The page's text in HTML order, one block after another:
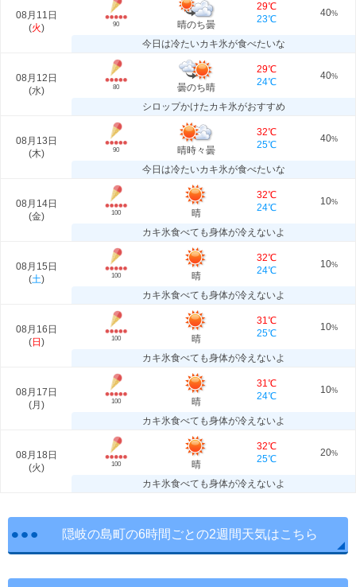
08月11日
(火) 90 晴のち曇
29℃
23℃
40%
今日は冷たいカキ氷が食べたいな
08月12日
(水) 80 曇のち晴
29℃
24℃
40%
シロップかけたカキ氷がおすすめ
08月13日
(木) 90 晴時々曇
32℃
25℃
40%
今日は冷たいカキ氷が食べたいな
08月14日
(金) 100 晴
32℃
24℃
10%
カキ氷食べても身体が冷えないよ
08月15日
(土) 100 晴
32℃
24℃
10%
カキ氷食べても身体が冷えないよ
08月16日
(日 ) 100 晴
31℃
25℃
10%
カキ氷食べても身体が冷えないよ
08月17日
(月 ) 100 晴
31℃
24℃
10%
カキ氷食べても身体が冷えないよ
08月18日
(火) 100 晴
32℃
25℃
20%
カキ氷食べても身体が冷えないよ
隠岐の島町の6時間ごとの2週間天気はこちら